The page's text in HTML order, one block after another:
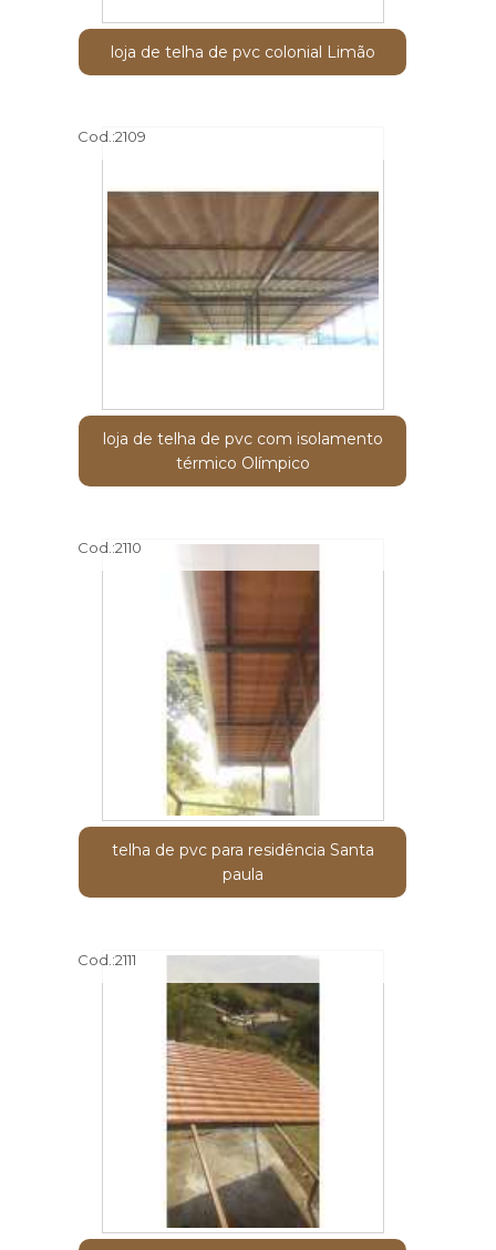
loja de telha de pvc colonial Limão
Cod.:2109
loja de telha de pvc com isolamento
térmico Olímpico
Cod.:2110
telha de pvc para residência Santa
paula
Cod.:2111